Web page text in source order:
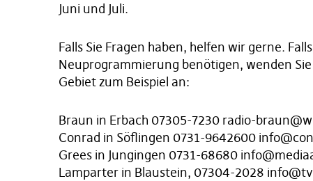
Juni und Juli.
Falls Sie Fragen haben, helfen wir gerne.
Neuprogrammierung benötigen, wenden
Gebiet zum Beispiel an:
Braun in Erbach 07305-7230 radio-
Conrad in Söflingen 0731-9642600
Grees in Jungingen 0731-68680
Lamparter in Blaustein, 07304-2028